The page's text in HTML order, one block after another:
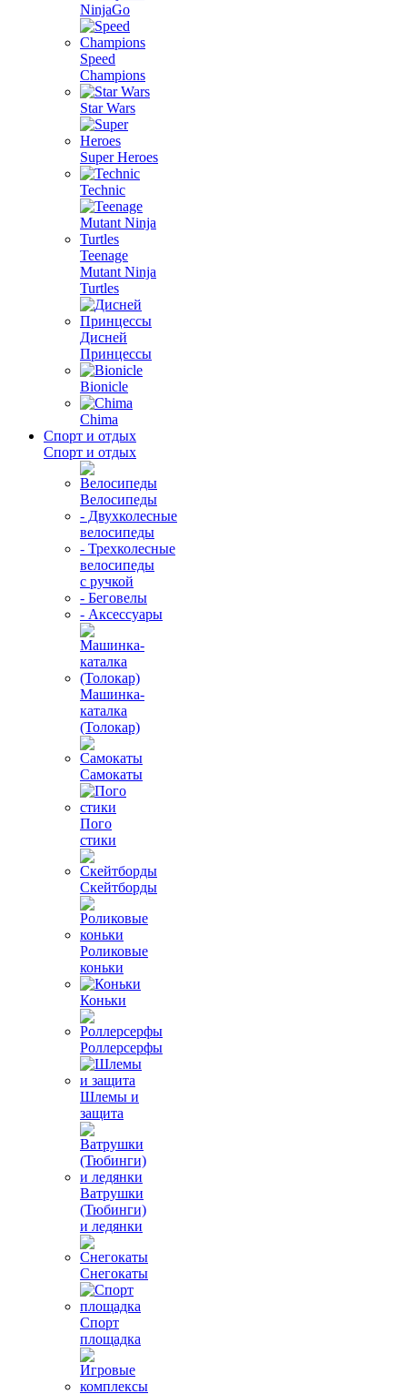
NinjaGo
Speed
Champions
Star Wars
Super Heroes
Technic
Teenage
Mutant Ninja
Turtles
Дисней
Принцессы
Bionicle
Chima
Спорт и отдых
Спорт и отдых
Велосипеды
- Двухколесные
велосипеды
- Трехколесные
велосипеды
с ручкой
- Беговелы
- Аксессуары
Машинка-
каталка
(Толокар)
Самокаты
Пого
стики
Скейтборды
Роликовые
коньки
Коньки
Роллерсерфы
Шлемы и
защита
Ватрушки
(Тюбинги)
и ледянки
Снегокаты
Спорт
площадка